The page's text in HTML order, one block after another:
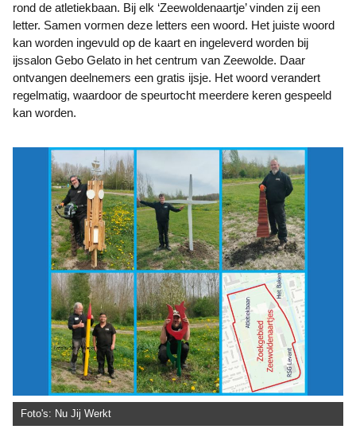
rond de atletiekbaan. Bij elk ‘Zeewoldenaartje’ vinden zij een
letter. Samen vormen deze letters een woord. Het juiste woord
kan worden ingevuld op de kaart en ingeleverd worden bij
ijssalon Gebo Gelato in het centrum van Zeewolde. Daar
ontvangen deelnemers een gratis ijsje. Het woord verandert
regelmatig, waardoor de speurtocht meerdere keren gespeeld
kan worden.
Foto's: Nu Jij Werkt